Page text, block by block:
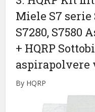
Miele S7 serie
S7280,
+ HQRP
aspirapolvere
By HQRP